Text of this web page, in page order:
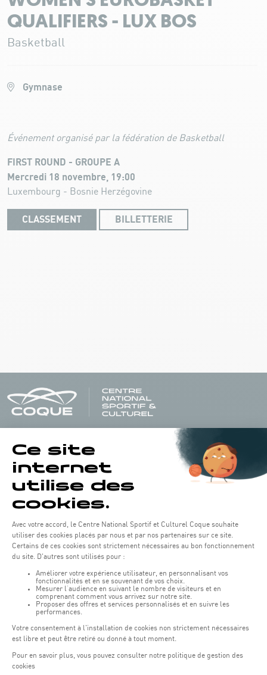
QUALIFIERS - LUX BOS
Basketball
Gymnase
Événement organisé par la fédération de Basketball
FIRST ROUND - GROUPE A
Mercredi 18 novembre, 19:00
Luxembourg - Bosnie Herzégovine
CLASSEMENT BILLETTERIE
Horaires d'ouverture du batiment de la Coque :
Lundi - vendredi : 06h30 - 22h00
Weekend : 07h30 - 19h00
Accès :
COQUE • 2 rue Léon Hengen, Luxembourg (L-1745)
Transport en commun: Arrêt Tram "Coque"
Parkings:
(1)Parking Coque